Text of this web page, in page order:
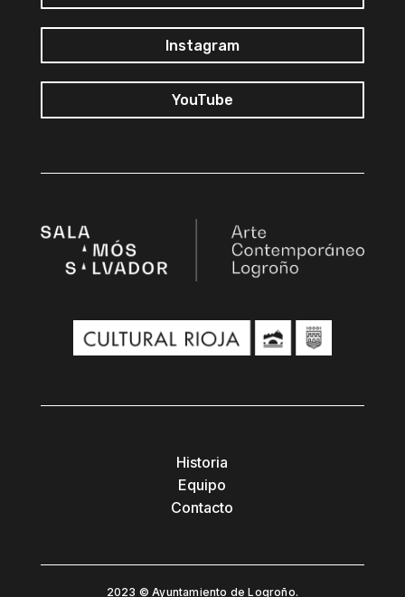
Instagram
YouTube
Historia
Equipo
Contacto
2023 © Ayuntamiento de Logroño.